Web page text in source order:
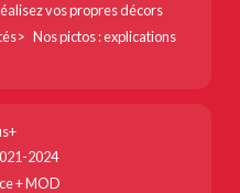
vos propres décors
Nos pictos : explications
2024
+ MOD